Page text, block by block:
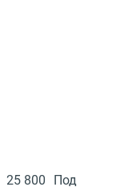
25 800
Под